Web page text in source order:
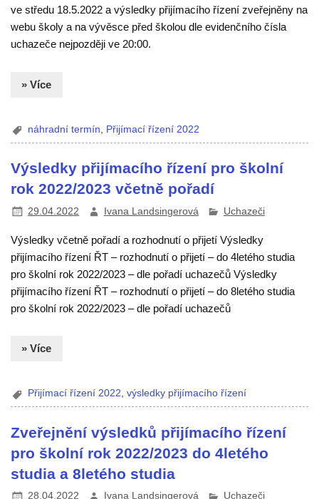
ve středu 18.5.2022 a výsledky přijímacího řízení zveřejněny na
webu školy a na vývěsce před školou dle evidenčního čísla
uchazeče nejpozději ve 20:00.
» Více
náhradní termín Přijímací řízení 2022
Výsledky přijímacího řízení pro školní
rok 2022/2023 včetně pořadí
29.04.2022 Ivana Landsingerová Uchazeči
Výsledky včetně pořadí a rozhodnutí o přijetí Výsledky
přijímacího řízení ŘT – rozhodnutí o přijetí – do 4letého studia
pro školní rok 2022/2023 – dle pořadí uchazečů Výsledky
přijímacího řízení ŘT – rozhodnutí o přijetí – do 8letého studia
pro školní rok 2022/2023 – dle pořadí uchazečů
» Více
Přijímací řízení 2022,výsledky přijímacího řízení
Zveřejnění výsledků přijímacího řízení
pro školní rok 2022/2023 do 4letého
studia a 8letého studia
28.04.2022 Ivana Landsingerová Uchazeči